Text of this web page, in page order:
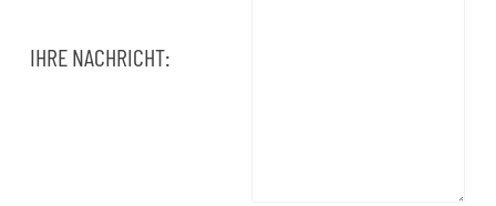
IHRE NACHRICHT: